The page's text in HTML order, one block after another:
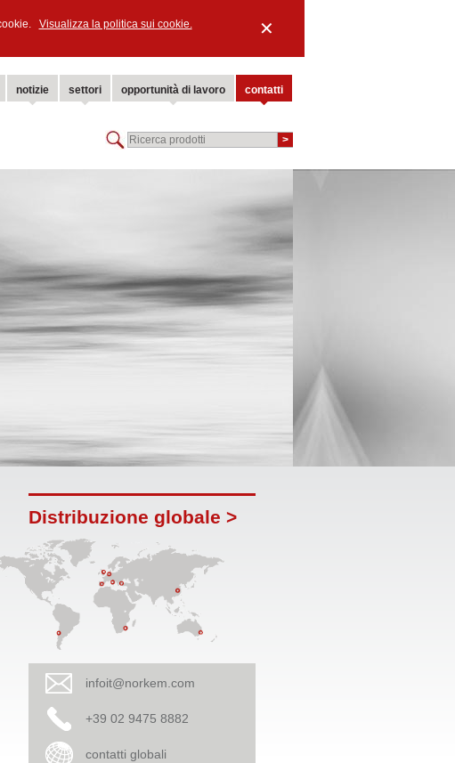
Visualizza la politica sui cookie. ✕
notizie settori opportunità di lavoro
contatti
Distribuzione globale >
infoit@norkem.com
+39 02 9475 8882
contatti globali